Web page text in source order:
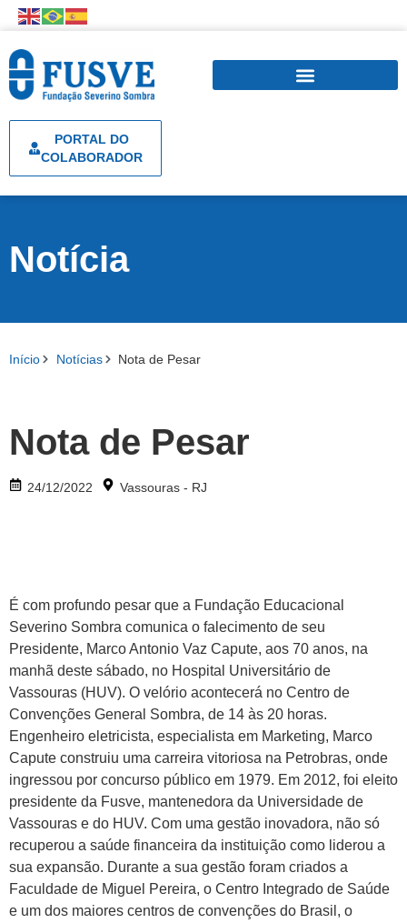
PORTAL DO
COLABORADOR
Notícia
Início Notícias Nota de Pesar
Nota de Pesar
24/12/2022 Vassouras - RJ
É com profundo pesar que a Fundação Educacional
Severino Sombra comunica o falecimento de seu
Presidente, Marco Antonio Vaz Capute, aos 70 anos, na
manhã deste sábado, no Hospital Universitário de
Vassouras (HUV). O velório acontecerá no Centro de
Convenções General Sombra, de 14 às 20 horas.
Engenheiro eletricista, especialista em Marketing, Marco
Capute construiu uma carreira vitoriosa na Petrobras, onde
ingressou por concurso público em 1979. Em 2012, foi eleito
presidente da Fusve, mantenedora da Universidade de
Vassouras e do HUV. Com uma gestão inovadora, não só
recuperou a saúde financeira da instituição como liderou a
sua expansão. Durante a sua gestão foram criados a
Faculdade de Miguel Pereira, o Centro Integrado de Saúde
e um dos maiores centros de convenções do Brasil, o